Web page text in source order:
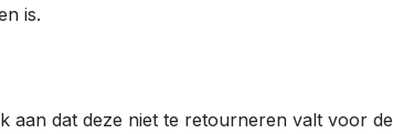
is.
aan dat deze niet te retourneren valt voor de